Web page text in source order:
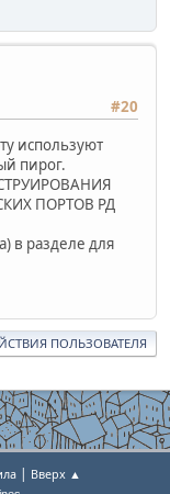
#20
используют
пирог.
ПОРТОВ РД
в разделе для
ПОЛЬЗОВАТЕЛЯ
| Вверх ▲